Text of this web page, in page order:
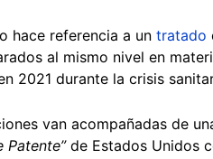
hace referencia a un tratado
al mismo nivel en
2021 durante la crisis
van acompañadas de
Patente”de Estados Unidos